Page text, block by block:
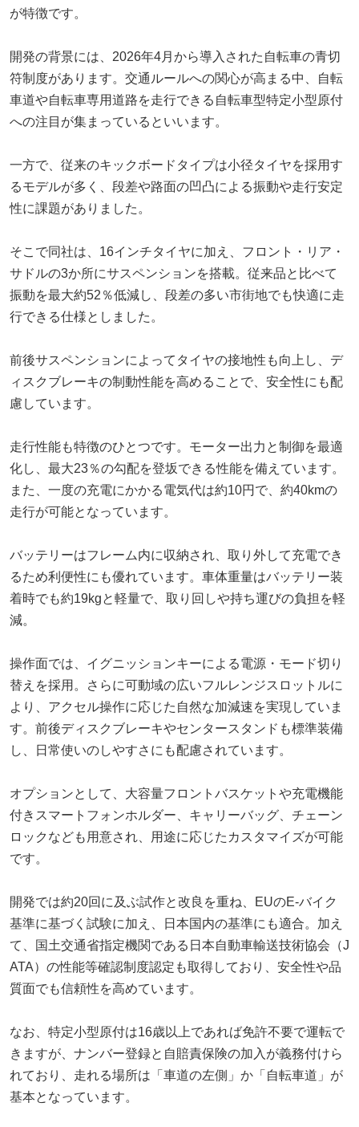
が特徴です。
開発の背景には、2026年4月から導入された自転車の青切
符制度があります。交通ルールへの関心が高まる中、自転
車道や自転車専用道路を走行できる自転車型特定小型原付
への注目が集まっているといいます。
一方で、従来のキックボードタイプは小径タイヤを採用す
るモデルが多く、段差や路面の凹凸による振動や走行安定
性に課題がありました。
そこで同社は、16インチタイヤに加え、フロント・リア・
サドルの3か所にサスペンションを搭載。従来品と比べて
振動を最大約52％低減し、段差の多い市街地でも快適に走
行できる仕様としました。
前後サスペンションによってタイヤの接地性も向上し、デ
ィスクブレーキの制動性能を高めることで、安全性にも配
慮しています。
走行性能も特徴のひとつです。モーター出力と制御を最適
化し、最大23％の勾配を登坂できる性能を備えています。
また、一度の充電にかかる電気代は約10円で、約40kmの
走行が可能となっています。
バッテリーはフレーム内に収納され、取り外して充電でき
るため利便性にも優れています。車体重量はバッテリー装
着時でも約19kgと軽量で、取り回しや持ち運びの負担を軽
減。
操作面では、イグニッションキーによる電源・モード切り
替えを採用。さらに可動域の広いフルレンジスロットルに
より、アクセル操作に応じた自然な加減速を実現していま
す。前後ディスクブレーキやセンタースタンドも標準装備
し、日常使いのしやすさにも配慮されています。
オプションとして、大容量フロントバスケットや充電機能
付きスマートフォンホルダー、キャリーバッグ、チェーン
ロックなども用意され、用途に応じたカスタマイズが可能
です。
開発では約20回に及ぶ試作と改良を重ね、EUのE-バイク
基準に基づく試験に加え、日本国内の基準にも適合。加え
て、国土交通省指定機関である日本自動車輸送技術協会（J
ATA）の性能等確認制度認定も取得しており、安全性や品
質面でも信頼性を高めています。
なお、特定小型原付は16歳以上であれば免許不要で運転で
きますが、ナンバー登録と自賠責保険の加入が義務付けら
れており、走れる場所は「車道の左側」か「自転車道」が
基本となっています。